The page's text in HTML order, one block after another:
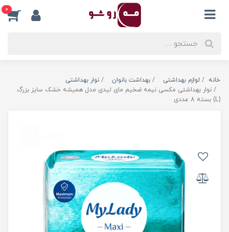
0
خانه لوازم بهداشتی بهداشت بانوان
نوار بهداشتی
نوار بهداشتی مکسی نیمه ضخیم مای لیدی مدل همیشه خشک سایز بزرگ
(L) بسته 8 عددی